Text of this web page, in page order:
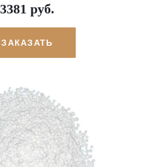
3381 руб.
ЗАКАЗАТЬ